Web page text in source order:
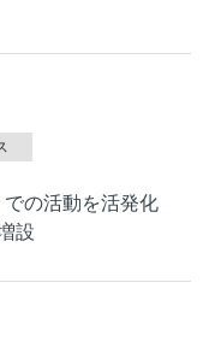
の活動を活発化
設